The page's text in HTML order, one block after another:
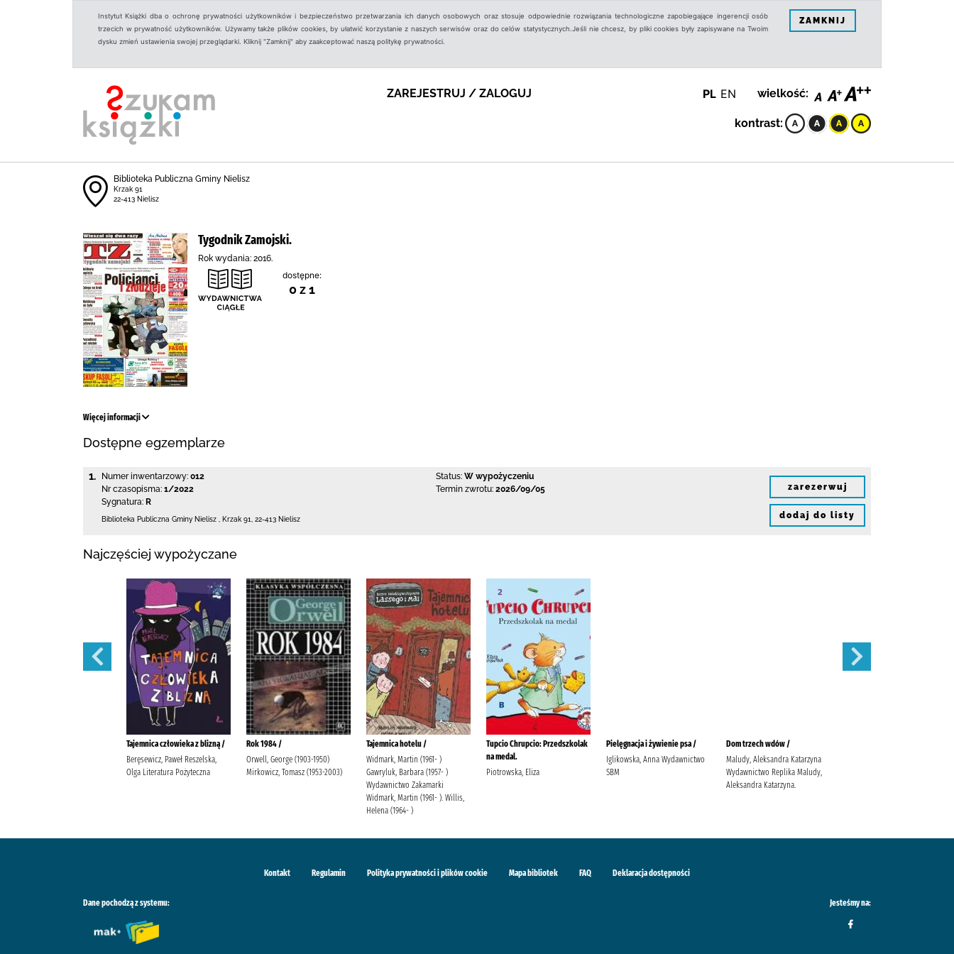
Instytut Książki dba o ochronę prywatności użytkowników i bezpieczeństwo przetwarzania ich danych osobowych oraz stosuje odpowiednie rozwiązania technologiczne zapobiegające ingerencji osób
trzecich w prywatność użytkowników. Używamy także plików cookies, by ułatwić korzystanie z naszych serwisów oraz do celów statystycznych.Jeśli nie chcesz, by pliki cookies były zapisywane na Twoim
dysku zmień ustawienia swojej przeglądarki. Kliknij "Zamknij" aby zaakceptować naszą politykę prywatności.
ZAMKNIJ
ZAREJESTRUJ / ZALOGUJ PL EN wielkość:
kontrast:
Biblioteka Publiczna Gminy Nielisz
Krzak 91
22-413 Nielisz
Tygodnik Zamojski.
Rok wydania: 2016.
dostępne:
0 z 1
Więcej informacji
Dostępne egzemplarze
1. Numer inwentarzowy: 012
Nr czasopisma: 1/2022
Sygnatura: R
Status: W wypożyczeniu
Termin zwrotu: 2026/09/05
Biblioteka Publiczna Gminy Nielisz Krzak 91 22-413 Nielisz
zarezerwuj
dodaj do listy
Najczęściej wypożyczane
Tajemnica człowieka z blizną /
Beręsewicz, Paweł Reszelska,
Olga Literatura Pożyteczna
Rok 1984 /
Orwell, George (1903-1950)
Mirkowicz, Tomasz (1953-2003)
Tajemnica hotelu /
Widmark, Martin (1961- )
Gawryluk, Barbara (1957- )
Wydawnictwo Zakamarki
Widmark, Martin (1961- ). Willis,
Helena (1964- )
Tupcio Chrupcio: Przedszkolak
na medal.
Piotrowska, Eliza
Pielęgnacja i żywienie psa /
Iglikowska, Anna Wydawnictwo
SBM
Dom trzech wdów /
Maludy, Aleksandra Katarzyna
Wydawnictwo Replika Maludy,
Aleksandra Katarzyna.
Kontakt Regulamin Polityka prywatności i plików cookie Mapa bibliotek FAQ Deklaracja dostępności
Dane pochodzą z systemu: Jesteśmy na: